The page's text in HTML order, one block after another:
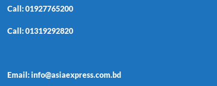
Call:01927765200
Call:01319292820
Email: info@asiaexpress.com.bd